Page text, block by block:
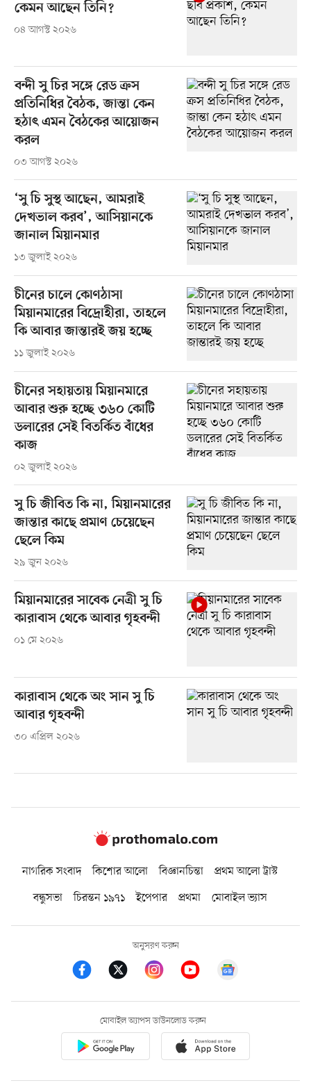
কেমন আছেন তিনি?
০৪ আগস্ট ২০২৬
বন্দী সু চির সঙ্গে রেড ক্রস
প্রতিনিধির বৈঠক, জান্তা কেন
হঠাৎ এমন বৈঠকের আয়োজন
করল
০৩ আগস্ট ২০২৬
‘সু চি সুস্থ আছেন, আমরাই
দেখভাল করব’, আসিয়ানকে
জানাল মিয়ানমার
১৩ জুলাই ২০২৬
চীনের চালে কোণঠাসা
মিয়ানমারের বিদ্রোহীরা, তাহলে
কি আবার জান্তারই জয় হচ্ছে
১১ জুলাই ২০২৬
চীনের সহায়তায় মিয়ানমারে
আবার শুরু হচ্ছে ৩৬০ কোটি
ডলারের সেই বিতর্কিত বাঁধের
কাজ
০২ জুলাই ২০২৬
সু চি জীবিত কি না, মিয়ানমারের
জান্তার কাছে প্রমাণ চেয়েছেন
ছেলে কিম
২৯ জুন ২০২৬
মিয়ানমারের সাবেক নেত্রী সু চি
কারাবাস থেকে আবার গৃহবন্দী
০১ মে ২০২৬
কারাবাস থেকে অং সান সু চি
আবার গৃহবন্দী
৩০ এপ্রিল ২০২৬
নাগরিক সংবাদ কিশোর আলো বিজ্ঞানচিন্তা
প্রথম আলো ট্রাস্ট
বন্ধুসভা
চিরন্তন ১৯৭১ ইপেপার প্রথমা মোবাইল ভ্যাস
অনুসরণ করুন
মোবাইল অ্যাপস ডাউনলোড করুন